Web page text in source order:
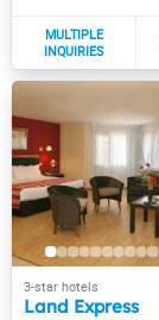
Land Express